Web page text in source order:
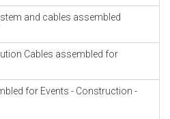
and cables assembled
Cables assembled for
for Events - Construction -